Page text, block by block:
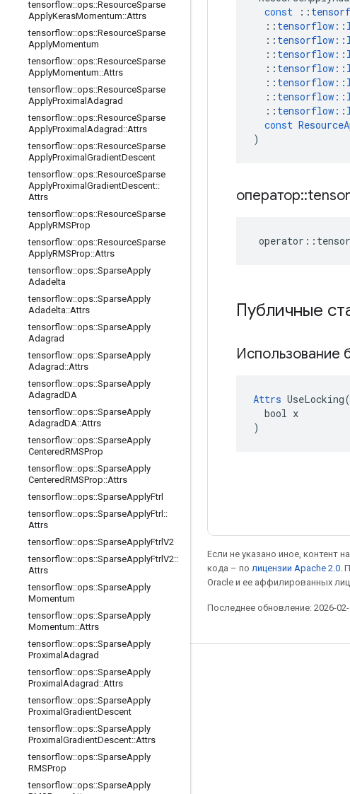
tensorflow::ops::ResourceSparse
ApplyKerasMomentum::Attrs
tensorflow::ops::ResourceSparse
ApplyMomentum
tensorflow::ops::ResourceSparse
ApplyMomentum::Attrs
tensorflow::ops::ResourceSparse
ApplyProximal Adagrad
tensorflow::ops::ResourceSparse
ApplyProximal Adagrad ::Attrs
tensorflow::ops::ResourceSparse
ApplyProximal GradientDescent
tensorflow::ops::ResourceSparse
ApplyProximal GradientDescent::
Attrs
tensorflow::ops::ResourceSparse
ApplyRMSProp
tensorflow::ops::ResourceSparse
ApplyRMSProp::Attrs
tensorflow::ops::SparseApply
Adadelta
tensorflow::ops::SparseApply
Adadelta::Attrs
tensorflow::ops::SparseApply
Adagrad
tensorflow::ops::SparseApply
Adagrad ::Attrs
tensorflow::ops::SparseApply
AdagradDA
tensorflow::ops::SparseApply
AdagradDA::Attrs
tensorflow::ops::SparseApply
CenteredRMSProp
tensorflow::ops::SparseApply
CenteredRMSProp::Attrs
tensorflow::ops::SparseApplyFtrl
tensorflow::ops::SparseApplyFtrl ::
Attrs
tensorflow::ops::SparseApplyFtrlV2
tensorflow::ops::SparseApplyFtrlV2::
Attrs
tensorflow::ops::SparseApply
Momentum
tensorflow::ops::SparseApply
Momentum::Attrs
tensorflow::ops::SparseApply
Proximal Adagrad
tensorflow::ops::SparseApply
Proximal Adagrad ::Attrs
tensorflow::ops::SparseApply
Proximal GradientDescent
tensorflow::ops::SparseApply
Proximal GradientDescent::Attrs
tensorflow::ops::SparseApply
RMSProp
tensorflow::ops::SparseApply
const
::
:: tensorflow ::
:: tensorflow ::
:: tensorflow ::
:: tensorflow ::
:: tensorflow ::
:: tensorflow ::
:: tensorflow ::
const
)
оператор::
operator ::
Публичные
Использование
Attrs UseLocking(
  bool x
)
Если не указано иное, контент
кода – по лицензии Apache 2.0 .
Oracle и ее аффилированных лиц.
Последнее обновление: 2026-02-
Мы в социальных сетях
Форум
GitHub
Twitter
YouTube